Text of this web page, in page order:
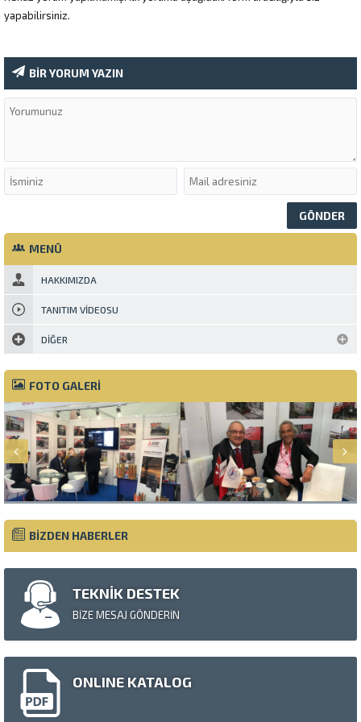
yapabilirsiniz.
BİR YORUM YAZIN
MENÜ
HAKKIMIZDA
TANITIM VIDEOSU
DIĞER
FOTO GALERİ
BİZDEN HABERLER
TEKNİK DESTEK
BİZE MESAJ GÖNDERİN
ONLINE KATALOG